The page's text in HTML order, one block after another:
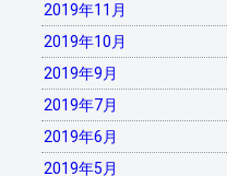
2019年11月
2019年10月
2019年9月
2019年7月
2019年6月
2019年5月